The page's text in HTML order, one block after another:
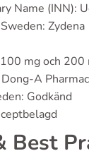
Name (INN):
Zydena
mg och 200
A
Godkänd
Best